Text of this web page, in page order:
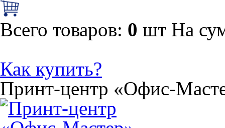
Всего товаров: 0 шт На
Как купить?
Принт-центр «Офис-